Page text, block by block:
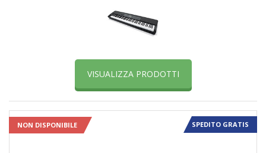
VISUALIZZA PRODOTTI
NON DISPONIBILE SPEDITO GRATIS